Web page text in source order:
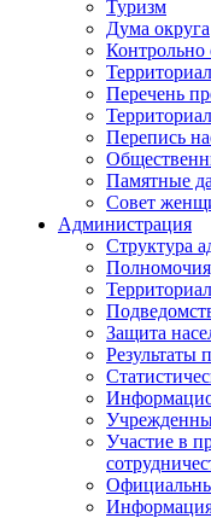
Туризм
Дума округа
Контрольно
Перечень
Перепись
Памятные
Совет
Администрация
Структура
Защита
Результаты
Участие в